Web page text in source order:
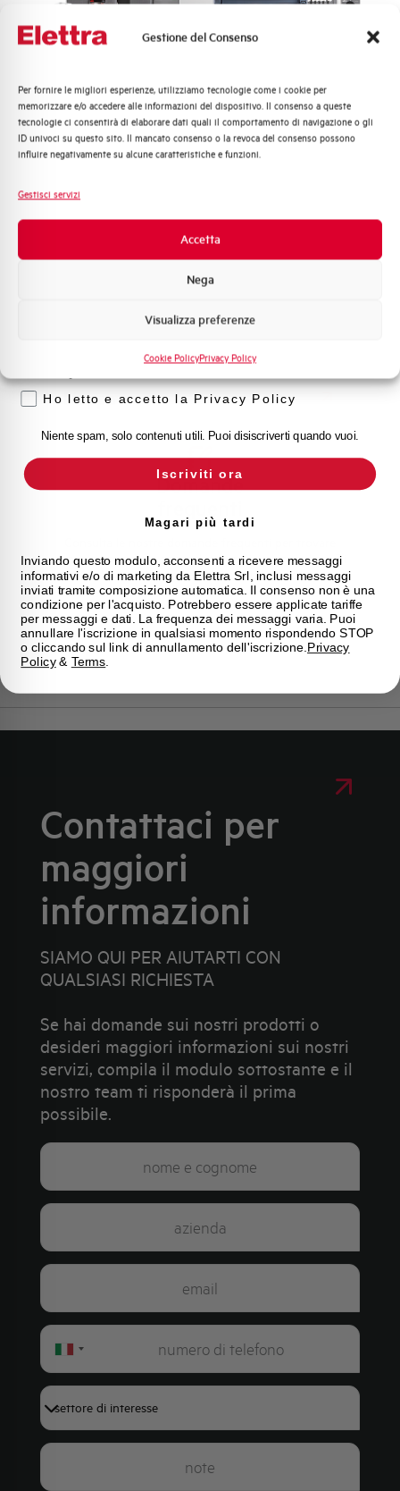
Gestione del Consenso
Per fornire le migliori esperienze, utilizziamo tecnologie come i cookie per
memorizzare e/o accedere alle informazioni del dispositivo. Il consenso a queste
tecnologie ci consentirà di elaborare dati quali il comportamento di navigazione o gli
ID univoci su questo sito. Il mancato consenso o la revoca del consenso possono
influire negativamente su alcune caratteristiche e funzioni.
Gestisci servizi
Accetta
Nega
Visualizza preferenze
Cookie PolicyPrivacy Policy
Care
supporto tecnico, assistenza post-vendita e gestione
delle richieste. Contattaci per ogni necessità.
Contattaci
Scopri dove
acquistare
rapidamente ai nostri prodotti e soluzioni in pochi
Mappa
Domande
risposte immediate su prodotti, servizi e procedure. Ti
offriamo il supporto che stavi cercando.
FAQ
Contattaci per
maggiori
informazioni
SIAMO QUI PER AIUTARTI CON
QUALSIASI RICHIESTA
Se hai domande sui nostri prodotti o
desideri maggiori informazioni sui nostri
servizi, compila il modulo sottostante e il
nostro team ti risponderà il prima
possibile.
Italy
Quali argomenti ti interessano di più?
Distribuzione di Energia
Automazione Industriale
Sistema Quadri
Promozioni e offerte
Formazione tecnica
Voglio ricevere aggiornamenti, novità di
Ho letto e accetto la Privacy Policy
Niente spam, solo contenuti utili. Puoi disiscriverti quando vuoi.
Iscriviti ora
Magari più tardi
Inviando questo modulo, acconsenti a ricevere messaggi
informativi e/o di marketing da Elettra Srl, inclusi messaggi
inviati tramite composizione automatica. Il consenso non è una
condizione per l'acquisto. Potrebbero essere applicate tariffe
per messaggi e dati. La frequenza dei messaggi varia. Puoi
annullare l'iscrizione in qualsiasi momento rispondendo STOP
o cliccando sul link di annullamento dell'iscrizione. Privacy
Policy& Terms